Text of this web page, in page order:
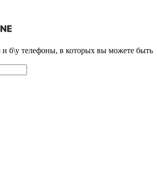
б\у телефоны, в которых вы можете быть